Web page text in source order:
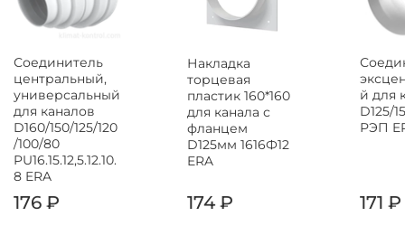
Соединитель
центральный,
универсальный
для каналов
D160/150/125/120
/100/80
PU16.15.12,5.12.10.
8 ERA
176 ₽
Накладка
торцевая
пластик 160*160
для канала с
фланцем
D125мм 1616Ф12
ERA
174 ₽
й для
D125/
РЭП
171 ₽